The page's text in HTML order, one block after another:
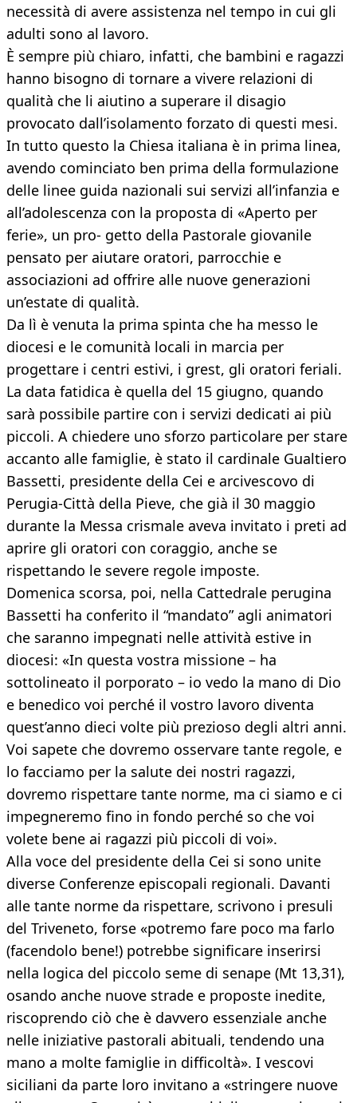
necessità di avere assistenza nel tempo in cui gli
adulti sono al lavoro.
È sempre più chiaro, infatti, che bambini e ragazzi
hanno bisogno di tornare a vivere relazioni di
qualità che li aiutino a superare il disagio
provocato dall’isolamento forzato di questi mesi.
In tutto questo la Chiesa italiana è in prima linea,
avendo cominciato ben prima della formulazione
delle linee guida nazionali sui servizi all’infanzia e
all’adolescenza con la proposta di «Aperto per
ferie», un pro- getto della Pastorale giovanile
pensato per aiutare oratori, parrocchie e
associazioni ad offrire alle nuove generazioni
un’estate di qualità.
Da lì è venuta la prima spinta che ha messo le
diocesi e le comunità locali in marcia per
progettare i centri estivi, i grest, gli oratori feriali.
La data fatidica è quella del 15 giugno, quando
sarà possibile partire con i servizi dedicati ai più
piccoli. A chiedere uno sforzo particolare per stare
accanto alle famiglie, è stato il cardinale Gualtiero
Bassetti, presidente della Cei e arcivescovo di
Perugia-Città della Pieve, che già il 30 maggio
durante la Messa crismale aveva invitato i preti ad
aprire gli oratori con coraggio, anche se
rispettando le severe regole imposte.
Domenica scorsa, poi, nella Cattedrale perugina
Bassetti ha conferito il “mandato” agli animatori
che saranno impegnati nelle attività estive in
diocesi: «In questa vostra missione – ha
sottolineato il porporato – io vedo la mano di Dio
e benedico voi perché il vostro lavoro diventa
quest’anno dieci volte più prezioso degli altri anni.
Voi sapete che dovremo osservare tante regole, e
lo facciamo per la salute dei nostri ragazzi,
dovremo rispettare tante norme, ma ci siamo e ci
impegneremo fino in fondo perché so che voi
volete bene ai ragazzi più piccoli di voi».
Alla voce del presidente della Cei si sono unite
diverse Conferenze episcopali regionali. Davanti
alle tante norme da rispettare, scrivono i presuli
del Triveneto, forse «potremo fare poco ma farlo
(facendolo bene!) potrebbe significare inserirsi
nella logica del piccolo seme di senape (Mt 13,31),
osando anche nuove strade e proposte inedite,
riscoprendo ciò che è davvero essenziale anche
nelle iniziative pastorali abituali, tendendo una
mano a molte famiglie in difficoltà». I vescovi
siciliani da parte loro invitano a «stringere nuove